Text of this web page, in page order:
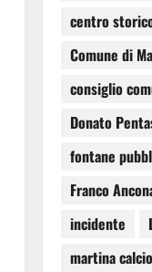
centro
Comune di
consiglio
Donato
fontane
Franco
incidente
martina calcio